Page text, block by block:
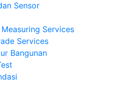
Sensor
Services
Services
Bangunan